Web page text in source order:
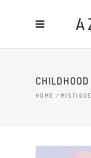
CHILDHOOD
HOME / MISTIGUE